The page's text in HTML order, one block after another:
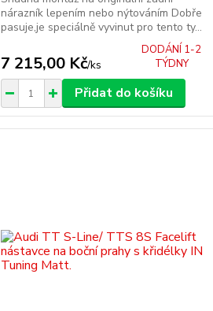
nárazník lepením nebo nýtováním Dobře
pasuje,je speciálně vyvinut pro tento ty...
7 215,00 Kč/ks
DODÁNÍ 1-2
TÝDNY
Přidat do košíku